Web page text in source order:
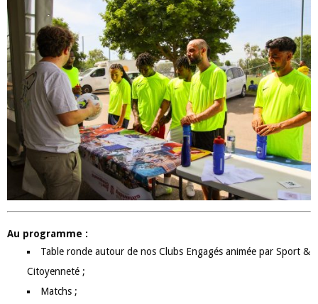
Au programme :
Table ronde autour de nos Clubs Engagés animée par Sport &
Citoyenneté ;
Matchs ;